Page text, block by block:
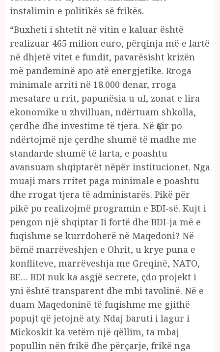
instalimin e politikës së frikës.
“Buxheti i shtetit në vitin e kaluar është
realizuar 465 milion euro, përqinja më e lartë
në dhjetë vitet e fundit, pavarësisht krizën
më pandeminë apo atë energjetike. Rroga
minimale arriti në 18.000 denar, rroga
mesatare u rrit, papunësia u ul, zonat e lira
ekonomike u zhvilluan, ndërtuam shkolla,
çerdhe dhe investime të tjera. Në Ҫair po
ndërtojmë nje ҫerdhe shumë të madhe me
standarde shumë të larta, e poashtu
avansuam shqiptarët nëpër institucionet. Nga
muaji mars rritet paga minimale e poashtu
dhe rrogat tjera të administarës. Pikë për
pikë po realizojmë programin e BDI-së. Kujt i
pengon një shqiptar Ii fortë dhe BDI-ja më e
fuqishme se kurrdoherë në Maqedoni? Në
bëmë marrëveshjen e Ohrit, u krye puna e
konfliteve, marrëveshja me Greqinë, NATO,
BE… BDI nuk ka asgjë secrete, çdo projekt i
yni është transparent dhe mbi tavolinë. Në e
duam Maqedoninë të fuqishme me gjithë
popujt që jetojnë aty. Ndaj baruti i lagur i
Mickoskit ka vetëm një qëllim, ta mbaj
popullin nën frikë dhe përçarje, frikë nga